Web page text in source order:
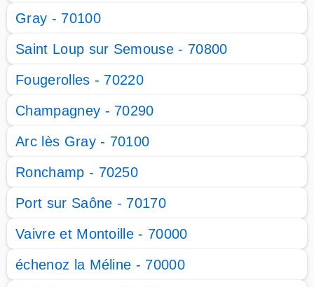
Gray - 70100
Saint Loup sur Semouse - 70800
Fougerolles - 70220
Champagney - 70290
Arc lès Gray - 70100
Ronchamp - 70250
Port sur Saône - 70170
Vaivre et Montoille - 70000
échenoz la Méline - 70000